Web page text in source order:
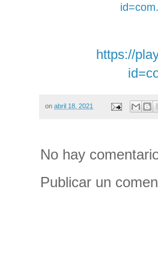
https://
on abril 18, 2021
No hay
Publicar un